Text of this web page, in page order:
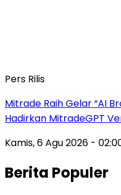
Pers Rilis
Mitrade Raih Gelar “AI
Hadirkan MitradeGPT
Kamis, 6 Agu 2026 -
Berita Populer